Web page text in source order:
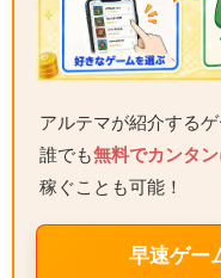
アルテマが紹介する
誰でも無料でカンタ
稼ぐことも可能！
早速ゲー